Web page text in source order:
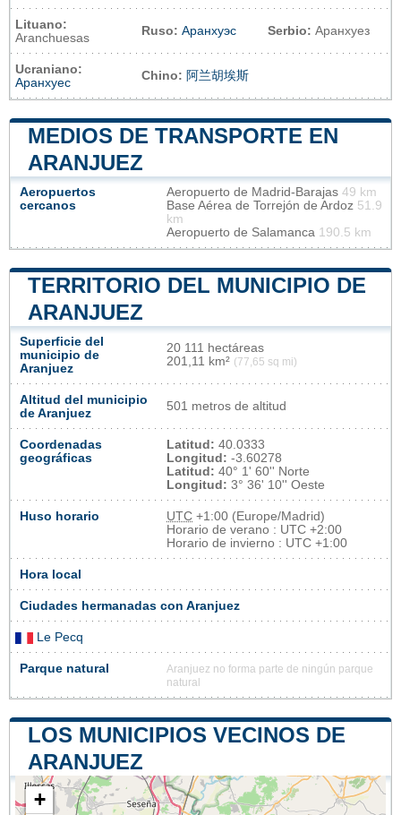
Lituano:
Aranchuesas
Ruso: Аранхуэс Serbio: Аранхуез
Ucraniano:
Аранхуес
Chino: 阿兰胡埃斯
MEDIOS DE TRANSPORTE EN
ARANJUEZ
Aeropuertos
cercanos
Aeropuerto de Madrid-Barajas 49 km
Base Aérea de Torrejón de Ardoz 51.9
km
Aeropuerto de Salamanca 190.5 km
TERRITORIO DEL MUNICIPIO DE
ARANJUEZ
Superficie del
municipio de
Aranjuez
20 111 hectáreas
201,11 km² (77,65 sq mi)
Altitud del municipio
de Aranjuez
501 metros de altitud
Coordenadas
geográficas
Latitud: 40.0333
Longitud: -3.60278
Latitud: 40° 1' 60'' Norte
Longitud: 3° 36' 10'' Oeste
Huso horario UTC +1:00 (Europe/Madrid)
Horario de verano : UTC +2:00
Horario de invierno : UTC +1:00
Hora local
Ciudades hermanadas con Aranjuez
Le Pecq
Parque natural
Aranjuez no forma parte de ningún parque
natural
LOS MUNICIPIOS VECINOS DE
ARANJUEZ
+